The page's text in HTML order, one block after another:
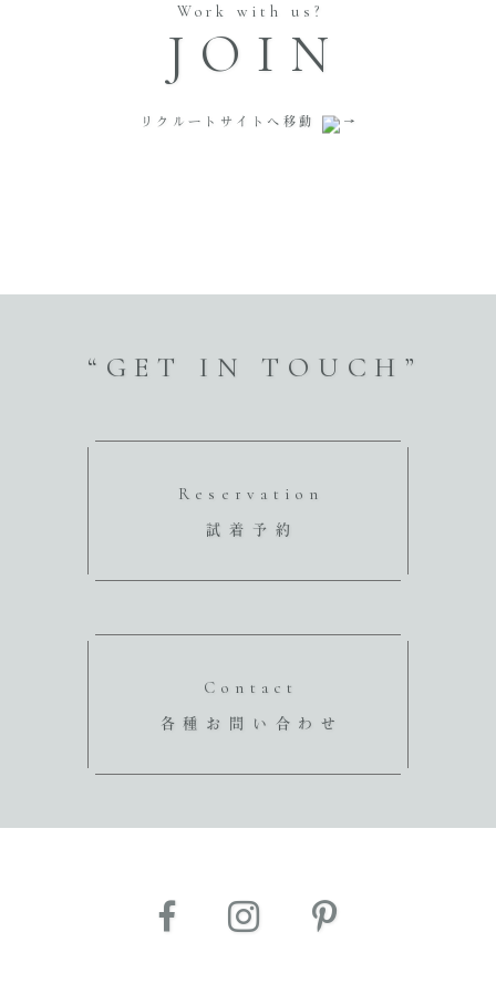
Work with us?
JOIN
リクルートサイトへ移動
“GET IN TOUCH”
Reservation
試着予約
Contact
各種お問い合わせ